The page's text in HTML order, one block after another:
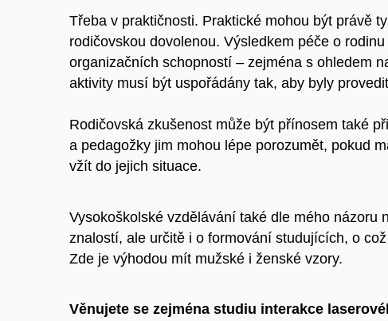
Třeba v praktičnosti. Praktické mohou být právě
rodičovskou dovolenou. Výsledkem péče o
organizačních schopností – zejména s ohledem
aktivity musí být uspořádány tak, aby byly
Rodičovská zkušenost může být přínosem také
a pedagožky jim mohou lépe porozumět, pokud
vžít do jejich situace.
Vysokoškolské vzdělávání také dle mého názoru
znalostí, ale určitě i o formování studujících, o
Zde je výhodou mít mužské i ženské vzory.
Věnujete se zejména studiu interakce